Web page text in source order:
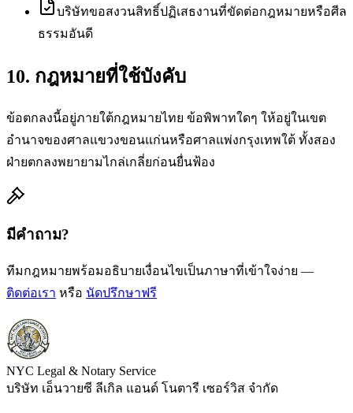
บริษัทขอสงวนสิทธิ์ปฏิเสธงานที่ขัดต่อกฎหมายหรือศีล
ธรรมอันดี
10. กฎหมายที่ใช้บังคับ
ข้อตกลงนี้อยู่ภายใต้กฎหมายไทย ข้อพิพาทใดๆ ให้อยู่ในเขต
อำนาจของศาลแขวงขอนแก่นหรือศาลแพ่งกรุงเทพใต้ ทั้งสอง
ฝ่ายตกลงพยายามไกล่เกลี่ยก่อนยื่นฟ้อง
มีคำถาม?
ทีมกฎหมายพร้อมอธิบายเงื่อนไขเป็นภาษาที่เข้าใจง่าย —
ติดต่อเรา หรือ นัดปรึกษาฟรี
NYC Legal & Notary Service
บริษัท เอ็นวายซี ลีเกิล แอนด์ โนตารี เซอร์วิส จำกัด